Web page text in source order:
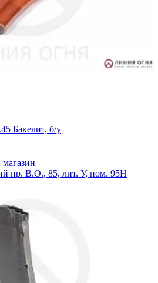
Бакелит, б/у
пр. В.О., 85, лит. У, пом. 95Н